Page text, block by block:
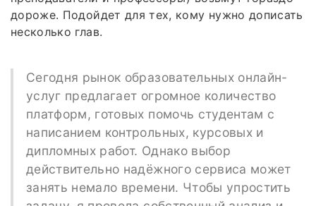
дороже. Подойдет для тех, кому нужно дописать
несколько глав.
Сегодня рынок образовательных онлайн-
услуг предлагает огромное количество
платформ, готовых помочь студентам с
написанием контрольных, курсовых и
дипломных работ. Однако выбор
действительно надёжного сервиса может
занять немало времени. Чтобы упростить